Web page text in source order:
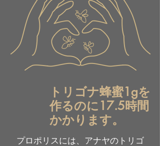
トリゴナ蜂蜜1gを
作るのに17.5時間
かかります。
プロポリスには、アナヤのトリゴ